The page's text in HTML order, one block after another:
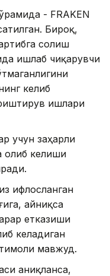
- FRAKEN
Бироқ,
солиш
ишлаб чиқарувчи
келиб
ишлари
учун заҳарли
олиб келиши
ифлосланган
айниқса
етказиши
келадиган
мавжуд.
аниқланса,